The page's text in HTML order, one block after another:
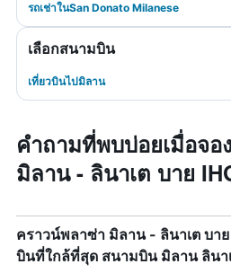
รถเช่าในSan Donato Milanese
เลือกสนามบิน
เที่ยวบินไปมิลาน
คำถามที่พบบ่อยเมื่อจ
มิลาน - ลินาเต บาย
คราวน์พลาซ่า มิลาน - ลินาเต บา
บินที่ใกล้ที่สุด สนามบิน มิลาน ลินา